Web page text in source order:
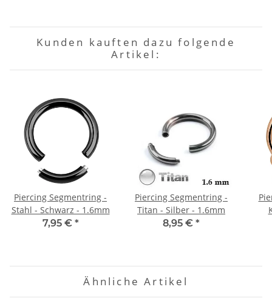
Kunden kauften dazu folgende
Artikel:
Piercing Segmentring -
Stahl - Schwarz - 1.6mm
7,95 € *
Piercing Segmentring -
Titan - Silber - 1.6mm
8,95 € *
Ähnliche Artikel